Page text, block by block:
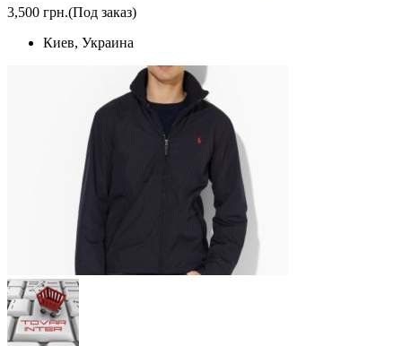
3,500 грн.(Под заказ)
Киев, Украина